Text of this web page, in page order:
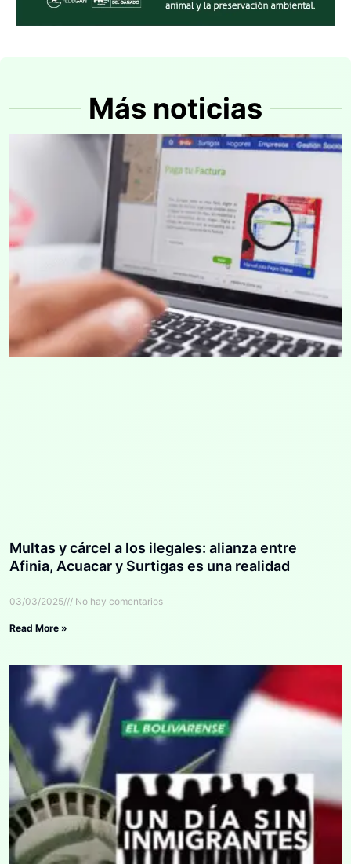
Más noticias
Multas y cárcel a los ilegales: alianza entre
Afinia, Acuacar y Surtigas es una realidad
03/03/2025 No hay comentarios
Read More »